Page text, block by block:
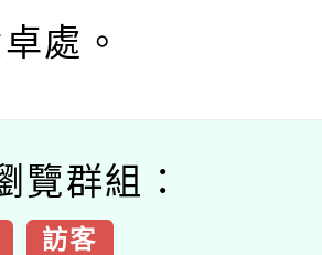
處。
覽群組：
訪客